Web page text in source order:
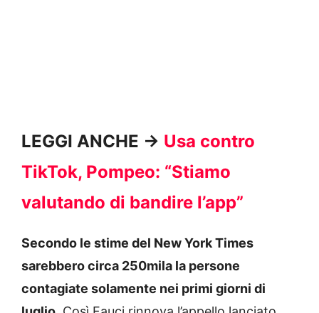
LEGGI ANCHE -> Usa contro
TikTok, Pompeo: “Stiamo
valutando di bandire l’app”
Secondo le stime del New York Times
sarebbero circa 250mila la persone
contagiate solamente nei primi giorni di